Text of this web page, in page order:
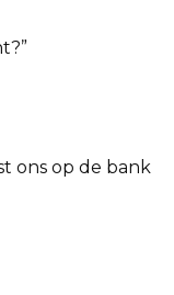
ons op de bank